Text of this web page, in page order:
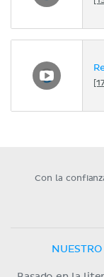
Con la